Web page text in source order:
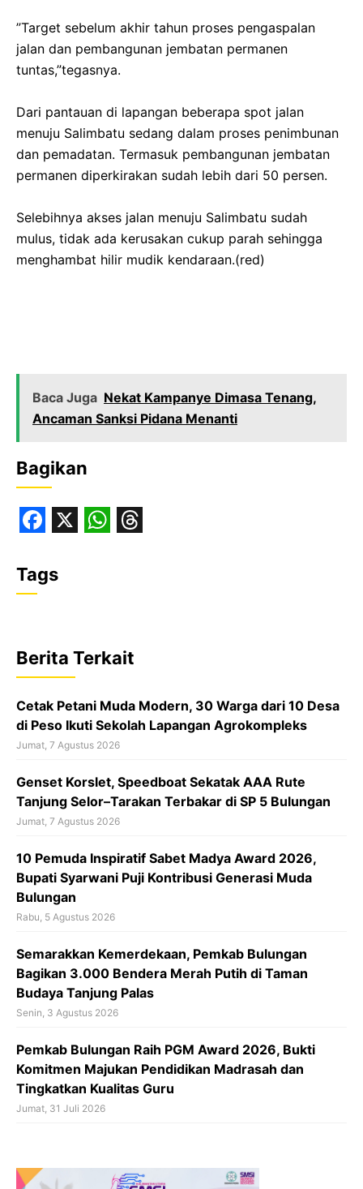
‎”Target sebelum akhir tahun proses pengaspalan
jalan dan pembangunan jembatan permanen
tuntas,”tegasnya.
‎Dari pantauan di lapangan beberapa spot jalan
menuju Salimbatu sedang dalam proses penimbunan
dan pemadatan. Termasuk pembangunan jembatan
permanen diperkirakan sudah lebih dari 50 persen.
‎Selebihnya akses jalan menuju Salimbatu sudah
mulus, tidak ada kerusakan cukup parah sehingga
menghambat hilir mudik kendaraan.(red)
Baca Juga Nekat Kampanye Dimasa Tenang,
Ancaman Sanksi Pidana Menanti
Bagikan
a
c
b
o
o
k
s
A
p
p
a
d
s
Tags
Berita Terkait
Cetak Petani Muda Modern, 30 Warga dari 10 Desa
di Peso Ikuti Sekolah Lapangan Agrokompleks
Jumat, 7 Agustus 2026
‎Genset Korslet, Speedboat Sekatak AAA Rute
Tanjung Selor–Tarakan Terbakar di SP 5 Bulungan
Jumat, 7 Agustus 2026
10 Pemuda Inspiratif Sabet Madya Award 2026,
Bupati Syarwani Puji Kontribusi Generasi Muda
Bulungan
Rabu, 5 Agustus 2026
Semarakkan Kemerdekaan, Pemkab Bulungan
Bagikan 3.000 Bendera Merah Putih di Taman
Budaya Tanjung Palas
Senin, 3 Agustus 2026
Pemkab Bulungan Raih PGM Award 2026, Bukti
Komitmen Majukan Pendidikan Madrasah dan
Tingkatkan Kualitas Guru
Jumat, 31 Juli 2026